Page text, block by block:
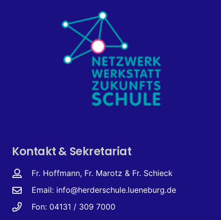
Kontakt & Sekretariat
Fr. Hoffmann, Fr. Marotz & Fr. Schieck
Email: info@herderschule.lueneburg.de
Fon: 04131 / 309 7000